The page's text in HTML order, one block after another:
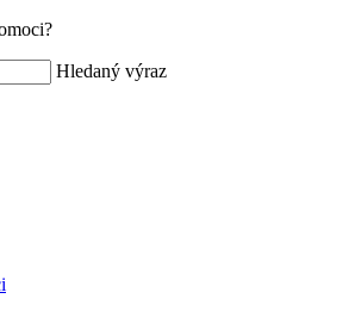
Hledaný výraz